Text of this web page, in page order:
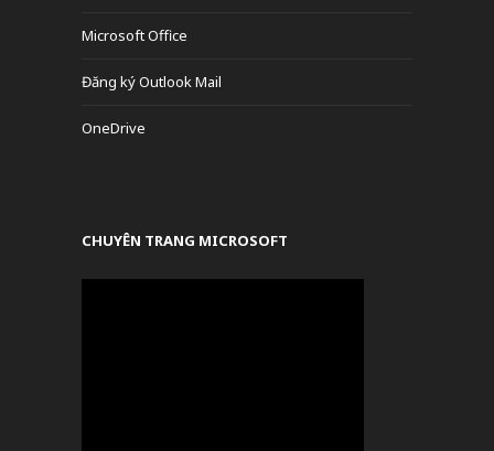
Microsoft Office
Đăng ký Outlook Mail
OneDrive
CHUYÊN TRANG MICROSOFT